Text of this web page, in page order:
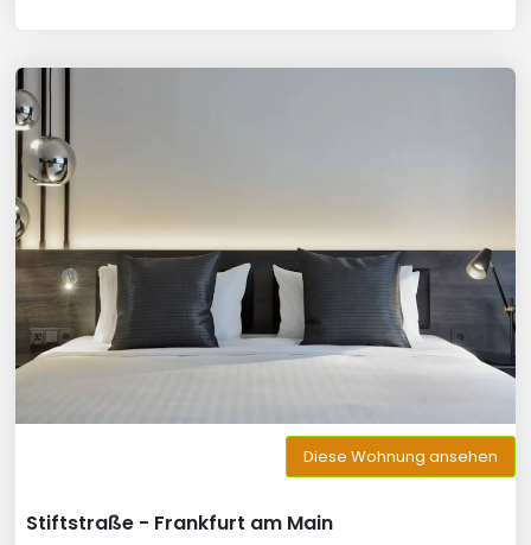
Diese Wohnung ansehen
Stiftstraße - Frankfurt am Main